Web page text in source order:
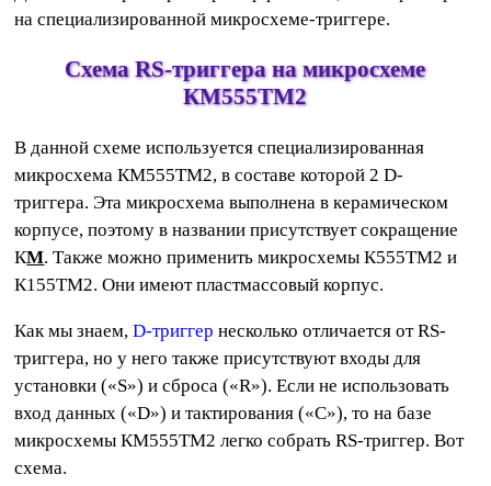
на специализированной микросхеме-триггере.
Схема RS-триггера на микросхеме
КМ555ТМ2
В данной схеме используется специализированная
микросхема КМ555ТМ2, в составе которой 2 D-
триггера. Эта микросхема выполнена в керамическом
корпусе, поэтому в названии присутствует сокращение
КМ. Также можно применить микросхемы К555ТМ2 и
К155ТМ2. Они имеют пластмассовый корпус.
Как мы знаем,D-триггер несколько отличается от RS-
триггера, но у него также присутствуют входы для
установки («S») и сброса («R»). Если не использовать
вход данных («D») и тактирования («C»), то на базе
микросхемы КМ555ТМ2 легко собрать RS-триггер. Вот
схема.